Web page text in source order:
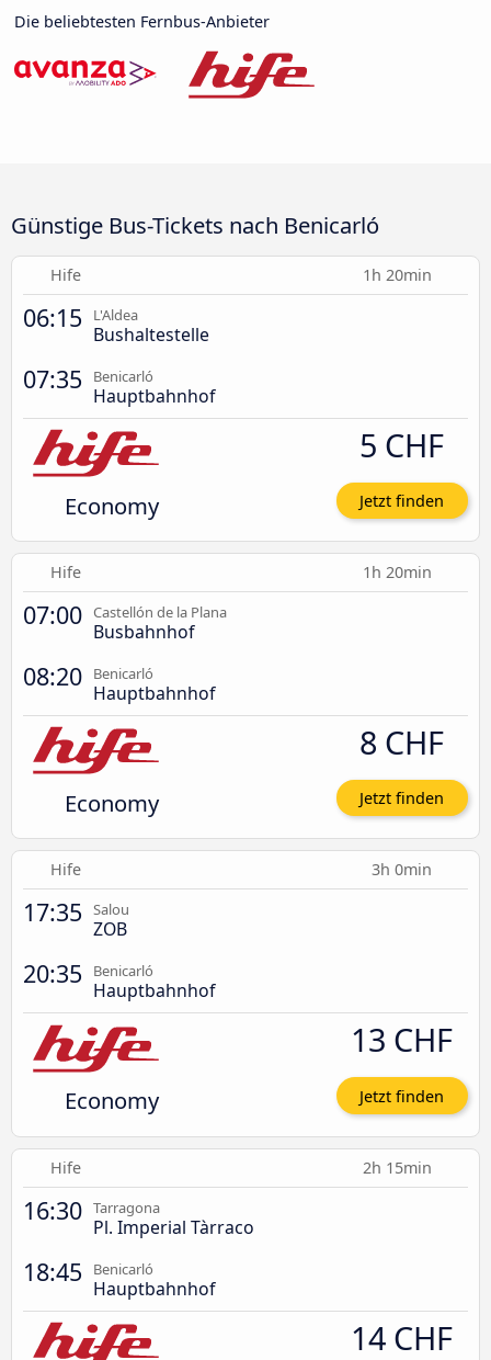
Die beliebtesten Fernbus-Anbieter
Günstige Bus-Tickets nach Benicarló
Hife 1h 20min
06:15 L'Aldea
Bushaltestelle
07:35 Benicarló
Hauptbahnhof
Economy
5 CHF
Jetzt finden
Hife 1h 20min
07:00 Castellón de la Plana
Busbahnhof
08:20 Benicarló
Hauptbahnhof
Economy
8 CHF
Jetzt finden
Hife 3h 0min
17:35 Salou
ZOB
20:35 Benicarló
Hauptbahnhof
Economy
13 CHF
Jetzt finden
Hife 2h 15min
16:30 Tarragona
Pl. Imperial Tàrraco
18:45 Benicarló
Hauptbahnhof
14 CHF